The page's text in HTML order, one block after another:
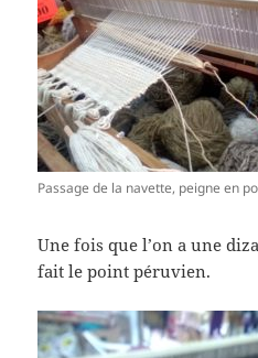
Passage de la navette, peigne en
Une fois que l’on a une
fait le point péruvien.